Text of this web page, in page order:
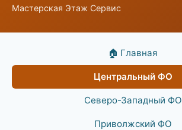
Мастерская Этаж Сервис
🏠 Главная
Центральный ФО
Северо-Западный ФО
Приволжский ФО